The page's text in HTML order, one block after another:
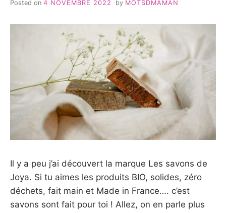
Posted on 4 NOVEMBRE 2022 by MOTSDMAMAN
Il y a peu j’ai découvert la marque Les savons de
Joya. Si tu aimes les produits BIO, solides, zéro
déchets, fait main et Made in France…. c’est
savons sont fait pour toi ! Allez, on en parle plus